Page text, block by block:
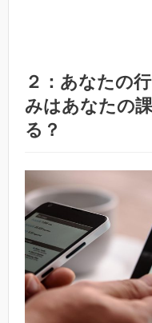
２：あなたの
みはあなたの
る？